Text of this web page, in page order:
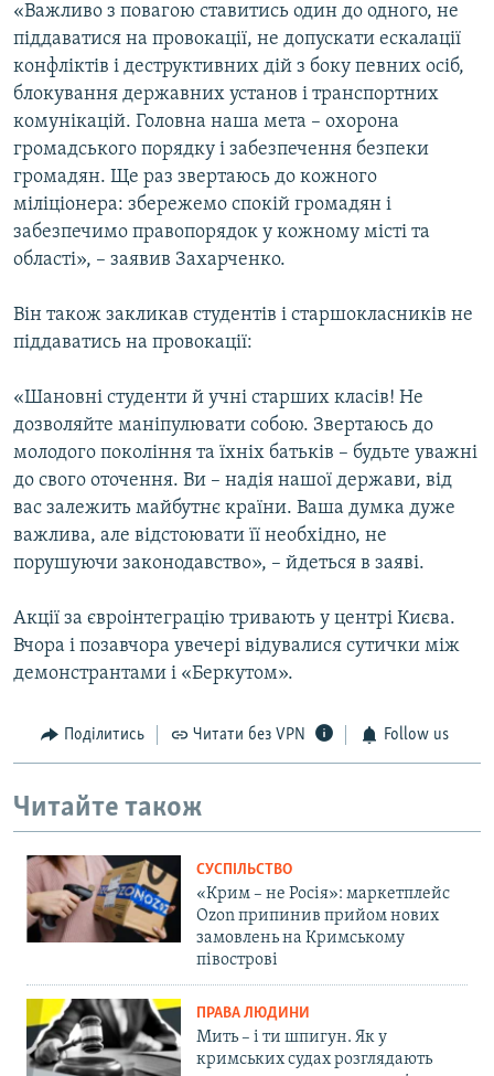
«Важливо з повагою ставитись один до одного, не
піддаватися на провокації, не допускати ескалації
конфліктів і деструктивних дій з боку певних осіб,
блокування державних установ і транспортних
комунікацій. Головна наша мета – охорона
громадського порядку і забезпечення безпеки
громадян. Ще раз звертаюсь до кожного
міліціонера: збережемо спокій громадян і
забезпечимо правопорядок у кожному місті та
області», – заявив Захарченко.
Він також закликав студентів і старшокласників не
піддаватись на провокації:
«Шановні студенти й учні старших класів! Не
дозволяйте маніпулювати собою. Звертаюсь до
молодого покоління та їхніх батьків – будьте уважні
до свого оточення. Ви – надія нашої держави, від
вас залежить майбутнє країни. Ваша думка дуже
важлива, але відстоювати її необхідно, не
порушуючи законодавство», – йдеться в заяві.
Акції за євроінтеграцію тривають у центрі Києва.
Вчора і позавчора увечері відувалися сутички між
демонстрантами і «Беркутом».
Поділитись Читати без VPN Follow us
Читайте також
СУСПІЛЬСТВО
«Крим – не Росія»: маркетплейс
Ozon припинив прийом нових
замовлень на Кримському
півострові
ПРАВА ЛЮДИНИ
Мить – і ти шпигун. Як у
кримських судах розглядають